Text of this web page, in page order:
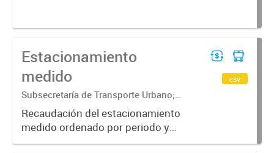
Estacionamiento
medido
Subsecretaría de Transporte Urbano;
Secretaría de Movilidad Urbana y
Seguridad ciudadana; Dirección General
de Transporte Urbano; Dirección de
Estacionamiento...
Recaudación del estacionamiento
medido ordenado por periodo y
categoría de recaudador
csv